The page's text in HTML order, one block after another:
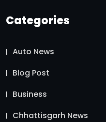
Categories
Auto News
Blog Post
Business
Chhattisgarh News